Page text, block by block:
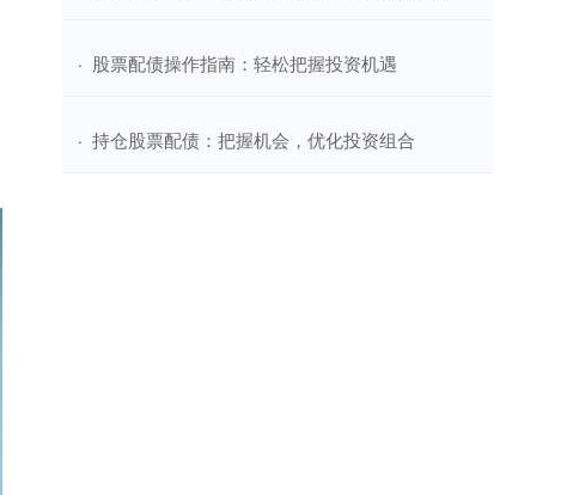
· ​股票配债操作指南：轻松把握投资机遇
· ​持仓股票配债：把握机会，优化投资组合